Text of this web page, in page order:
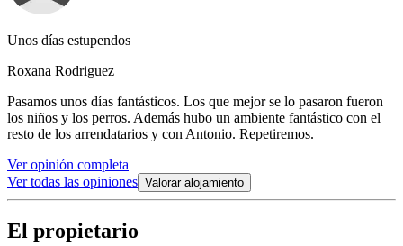
Unos días estupendos
Roxana Rodriguez
Pasamos unos días fantásticos. Los que mejor se lo pasaron fueron
los niños y los perros. Además hubo un ambiente fantástico con el
resto de los arrendatarios y con Antonio. Repetiremos.
Ver opinión completa
Ver todas las opiniones Valorar alojamiento
El propietario